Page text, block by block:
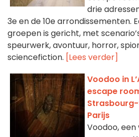
drie
3e en de 10e arrondissementen.
groepen is gericht, met
speurwerk, avontuur, horror,
sciencefiction. [Lees verder]
Voodoo in
escape
Parijs
Voodoo,